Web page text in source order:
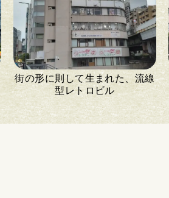
街の形に則して生まれた、流線
型レトロビル